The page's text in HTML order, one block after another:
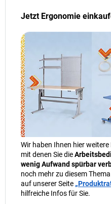
Jetzt Ergonomie
Wir haben Ihnen hier
mit denen Sie die
wenig Aufwand spürbar
noch mehr zu diesem
auf unserer Seite
hilfreiche Infos für Sie.